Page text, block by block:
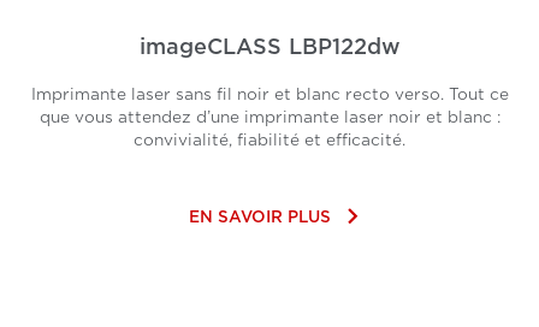
imageCLASS LBP122dw
Imprimante laser sans fil noir et blanc recto verso. Tout ce
que vous attendez d’une imprimante laser noir et blanc :
convivialité, fiabilité et efficacité.
EN SAVOIR PLUS keyboard_arrow_right